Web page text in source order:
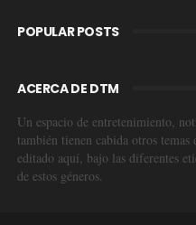
POPULAR POSTS
ACERCA DE DTM
Un espacio de entretenimiento,
también tienen cabida otros
editado aquí, bajo las diferentes
de estos géneros.